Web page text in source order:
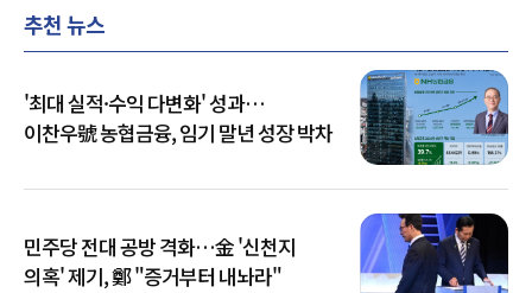
추천 뉴스
'최대 실적·수익 다변화' 성과…
이찬우號 농협금융, 임기 말년 성장 박차
민주당 전대 공방 격화…金 '신천지
의혹' 제기, 鄭 "증거부터 내놔라"